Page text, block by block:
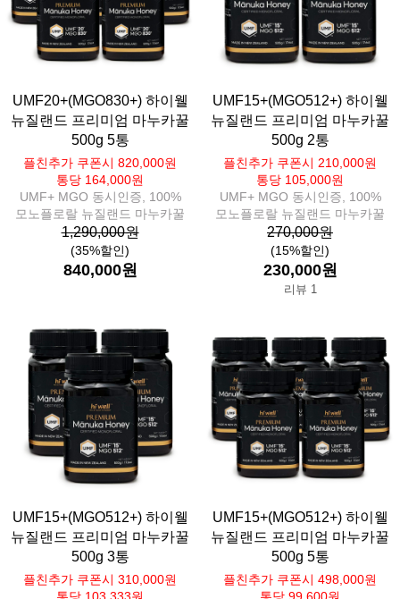
UMF20+(MGO830+) 하이웰
뉴질랜드 프리미엄 마누카꿀
500g 5통
플친추가 쿠폰시 820,000원
통당 164,000원
UMF+ MGO 동시인증, 100%
모노플로랄 뉴질랜드 마누카꿀
1,290,000원
(35%할인)
840,000원
UMF15+(MGO512+) 하이웰
뉴질랜드 프리미엄 마누카꿀
500g 2통
플친추가 쿠폰시 210,000원
통당 105,000원
UMF+ MGO 동시인증, 100%
모노플로랄 뉴질랜드 마누카꿀
270,000원
(15%할인)
230,000원
리뷰 1
UMF15+(MGO512+) 하이웰
뉴질랜드 프리미엄 마누카꿀
500g 3통
플친추가 쿠폰시 310,000원
UMF15+(MGO512+) 하이웰
뉴질랜드 프리미엄 마누카꿀
500g 5통
플친추가 쿠폰시 498,000원